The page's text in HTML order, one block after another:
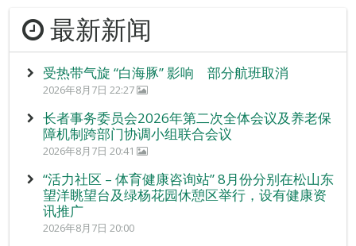
最新新闻
受热带气旋 “白海豚” 影响 部分航班取消
2026年8月7日 22:27
长者事务委员会2026年第二次全体会议及养老保
障机制跨部门协调小组联合会议
2026年8月7日 20:41
“活力社区 – 体育健康咨询站” 8月份分别在松山东
望洋眺望台及绿杨花园休憩区举行，设有健康资
讯推广
2026年8月7日 20:00